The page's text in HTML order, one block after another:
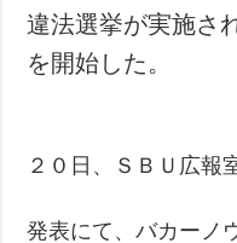
動画
違法選挙が実施さ
を開始した。
２０日、ＳＢＵ広報
発表にて、バカーノ